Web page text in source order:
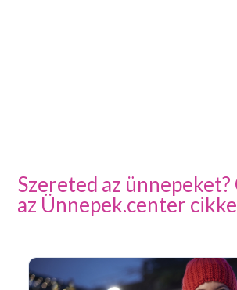
Szereted az ünnepeket?
az Ünnepek.center